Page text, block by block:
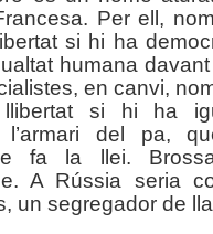
Per ell,
si hi ha
humana
en canvi,
si hi ha
l’armari del pa,
fa la llei.
A Rússia seria
un segregador de